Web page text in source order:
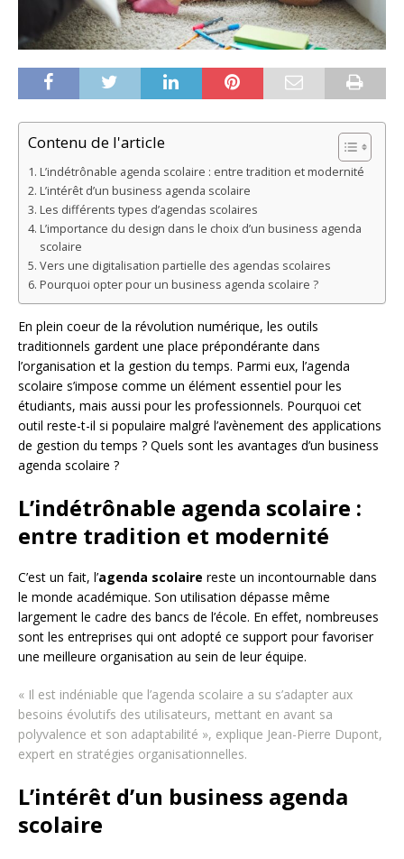
Contenu de l'article
L’indétrônable agenda scolaire : entre tradition et modernité
L’intérêt d’un business agenda scolaire
Les différents types d’agendas scolaires
L’importance du design dans le choix d’un business agenda
scolaire
Vers une digitalisation partielle des agendas scolaires
Pourquoi opter pour un business agenda scolaire ?
En plein coeur de la révolution numérique, les outils
traditionnels gardent une place prépondérante dans
l’organisation et la gestion du temps. Parmi eux, l’agenda
scolaire s’impose comme un élément essentiel pour les
étudiants, mais aussi pour les professionnels. Pourquoi cet
outil reste-t-il si populaire malgré l’avènement des applications
de gestion du temps ? Quels sont les avantages d’un business
agenda scolaire ?
L’indétrônable agenda scolaire :
entre tradition et modernité
C’est un fait, l’agenda scolaire reste un incontournable dans
le monde académique. Son utilisation dépasse même
largement le cadre des bancs de l’école. En effet, nombreuses
sont les entreprises qui ont adopté ce support pour favoriser
une meilleure organisation au sein de leur équipe.
« Il est indéniable que l’agenda scolaire a su s’adapter aux
besoins évolutifs des utilisateurs, mettant en avant sa
polyvalence et son adaptabilité », explique Jean-Pierre Dupont,
expert en stratégies organisationnelles.
L’intérêt d’un business agenda
scolaire